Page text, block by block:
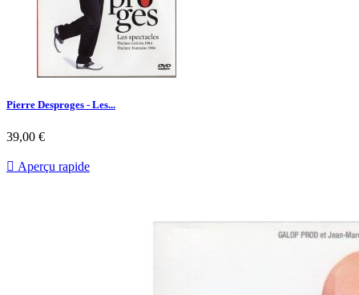
Pierre Desproges - Les...
Prix
39,00 €
 Aperçu rapide